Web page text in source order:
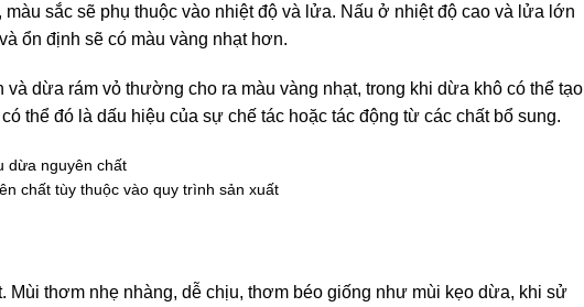
sắc sẽ phụ thuộc vào nhiệt độ và lửa. Nấu ở nhiệt độ cao và lửa lớn
ổn định sẽ có màu vàng nhạt hơn.
dừa rám vỏ thường cho ra màu vàng nhạt, trong khi dừa khô có thể tạo
thể đó là dấu hiệu của sự chế tác hoặc tác động từ các chất bổ sung.
chất tùy thuộc vào quy trình sản xuất
Mùi thơm nhẹ nhàng, dễ chịu, thơm béo giống như mùi kẹo dừa, khi sử